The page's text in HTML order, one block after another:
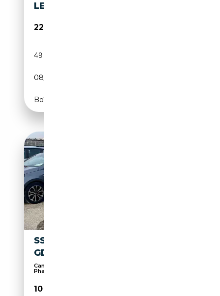
LEDER NAVI KAMERA 20"
22 880€
49 700 km
08/2023
Boîte automatique
SSANGYONG KORANDO 1.5
GDI-T ICON 2WD
Caméra d'aide au stationnement, Android Auto,
Phar...
10 900€